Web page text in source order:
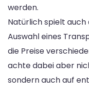
werden.
Natürlich spielt auch
Auswahl eines
die Preise
achte dabei aber
sondern auch auf